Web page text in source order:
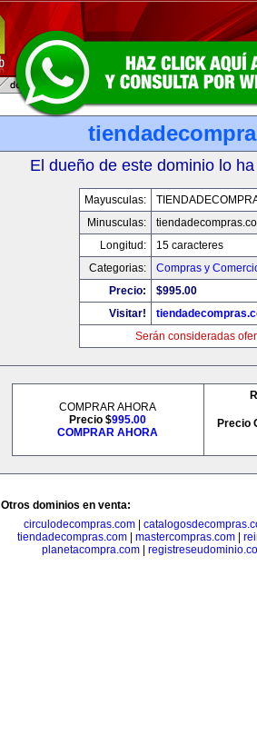
El dueño de este dominio lo
Mayusculas:
Minusculas:
Longitud:
15 caracteres
Categorias:
Compras y
Precio:
$995.00
Visitar!
Serán consideradas
COMPRAR AHORA
Precio $995.00
COMPRAR AHORA
Precio
Otros dominios en venta:
circulodecompras.com|
tiendadecompras.com| mastercompras.com|
planetacompra.com|